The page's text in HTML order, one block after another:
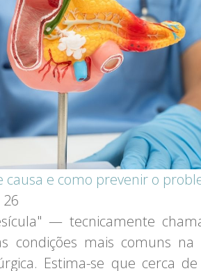
causa e como prevenir o
— tecnicamente
condições mais comuns na
Estima-se que cerca